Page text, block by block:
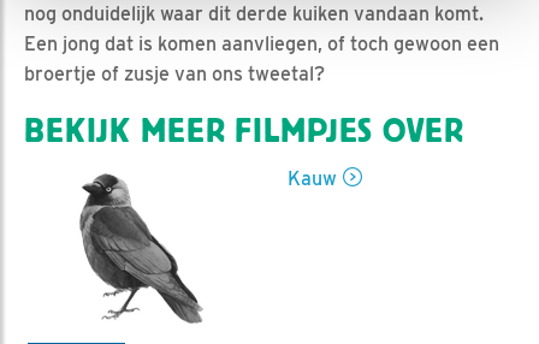
nog onduidelijk waar dit derde kuiken vandaan komt.
Een jong dat is komen aanvliegen, of toch gewoon een
broertje of zusje van ons tweetal?
BEKIJK MEER FILMPJES OVER
Kauw